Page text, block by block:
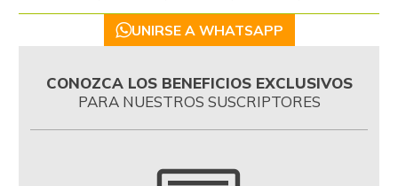
UNIRSE A WHATSAPP
CONOZCA LOS BENEFICIOS EXCLUSIVOS
PARA NUESTROS SUSCRIPTORES